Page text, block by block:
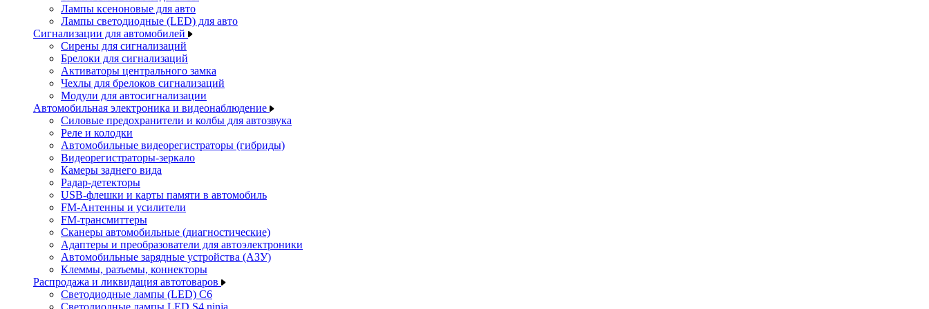
Лампы ксеноновые для авто
Лампы светодиодные (LED) для авто
Сигнализации для автомобилей
Сирены для сигнализаций
Брелоки для сигнализаций
Активаторы центрального замка
Чехлы для брелоков сигнализаций
Модули для автосигнализации
Автомобильная электроника и видеонаблюдение
Силовые предохранители и колбы для автозвука
Реле и колодки
Автомобильные видеорегистраторы (гибриды)
Видеорегистраторы-зеркало
Камеры заднего вида
Радар-детекторы
USB-флешки и карты памяти в автомобиль
FM-Антенны и усилители
FM-трансмиттеры
Сканеры автомобильные (диагностические)
Адаптеры и преобразователи для автоэлектроники
Автомобильные зарядные устройства (АЗУ)
Клеммы, разъемы, коннекторы
Распродажа и ликвидация автотоваров
Светодиодные лампы (LED) C6
Светодиодные лампы LED S4 ninja